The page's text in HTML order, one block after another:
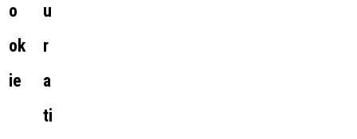
o
ok
ie
u
r
a
ti